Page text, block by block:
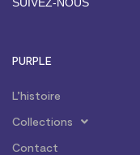
PURPLE
L’histoire
Collections
Contact